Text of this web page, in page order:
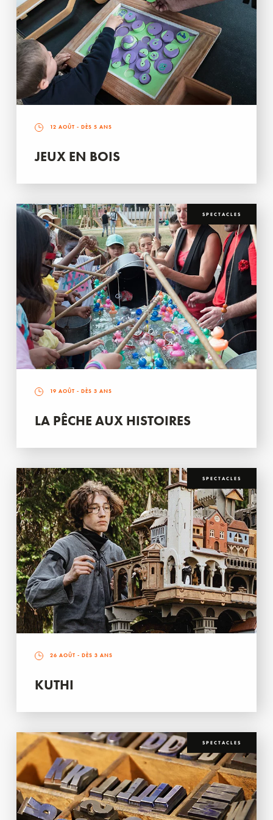
12 AOÛT - DÈS 5 ANS
JEUX EN BOIS
SPECTACLES
19 AOÛT - DÈS 3 ANS
LA PÊCHE AUX HISTOIRES
SPECTACLES
26 AOÛT - DÈS 3 ANS
KUTHI
SPECTACLES